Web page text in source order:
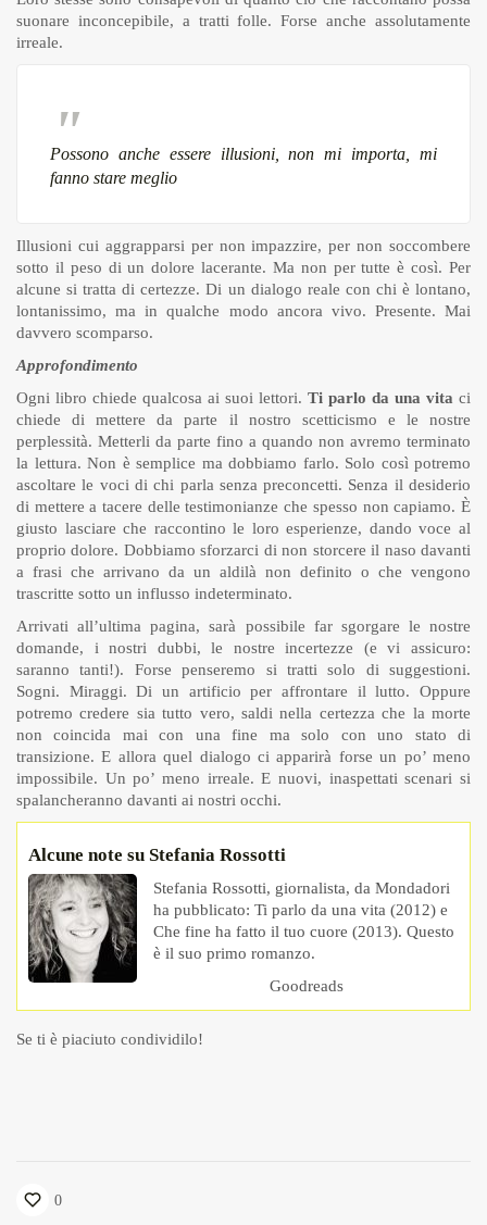
suonare inconcepibile, a tratti folle. Forse anche assolutamente
irreale.
Possono anche essere illusioni, non mi importa, mi
fanno stare meglio
Illusioni cui aggrapparsi per non impazzire, per non soccombere
sotto il peso di un dolore lacerante. Ma non per tutte è così. Per
alcune si tratta di certezze. Di un dialogo reale con chi è lontano,
lontanissimo, ma in qualche modo ancora vivo. Presente. Mai
davvero scomparso.
Approfondimento
Ogni libro chiede qualcosa ai suoi lettori. Ti parlo da una vita ci
chiede di mettere da parte il nostro scetticismo e le nostre
perplessità. Metterli da parte fino a quando non avremo terminato
la lettura. Non è semplice ma dobbiamo farlo. Solo così potremo
ascoltare le voci di chi parla senza preconcetti. Senza il desiderio
di mettere a tacere delle testimonianze che spesso non capiamo. È
giusto lasciare che raccontino le loro esperienze, dando voce al
proprio dolore. Dobbiamo sforzarci di non storcere il naso davanti
a frasi che arrivano da un aldilà non definito o che vengono
trascritte sotto un influsso indeterminato.
Arrivati all’ultima pagina, sarà possibile far sgorgare le nostre
domande, i nostri dubbi, le nostre incertezze (e vi assicuro:
saranno tanti!). Forse penseremo si tratti solo di suggestioni.
Sogni. Miraggi. Di un artificio per affrontare il lutto. Oppure
potremo credere sia tutto vero, saldi nella certezza che la morte
non coincida mai con una fine ma solo con uno stato di
transizione. E allora quel dialogo ci apparirà forse un po’ meno
impossibile. Un po’ meno irreale. E nuovi, inaspettati scenari si
spalancheranno davanti ai nostri occhi.
Alcune note su Stefania Rossotti
Stefania Rossotti, giornalista, da Mondadori
ha pubblicato: Ti parlo da una vita (2012) e
Che fine ha fatto il tuo cuore (2013). Questo
è il suo primo romanzo.
Goodreads
Se ti è piaciuto condividilo!
0